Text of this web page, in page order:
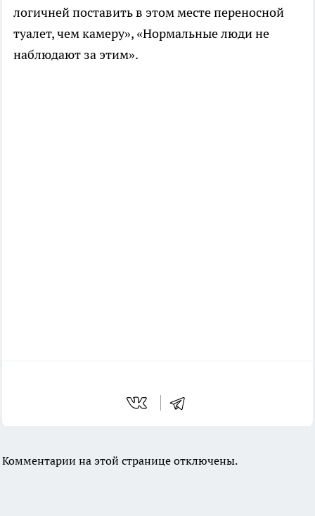
логичней поставить в этом месте переносной
туалет, чем камеру», «Нормальные люди не
наблюдают за этим».
Комментарии на этой странице отключены.